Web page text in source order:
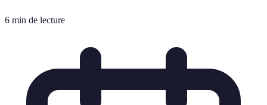
6 min de lecture